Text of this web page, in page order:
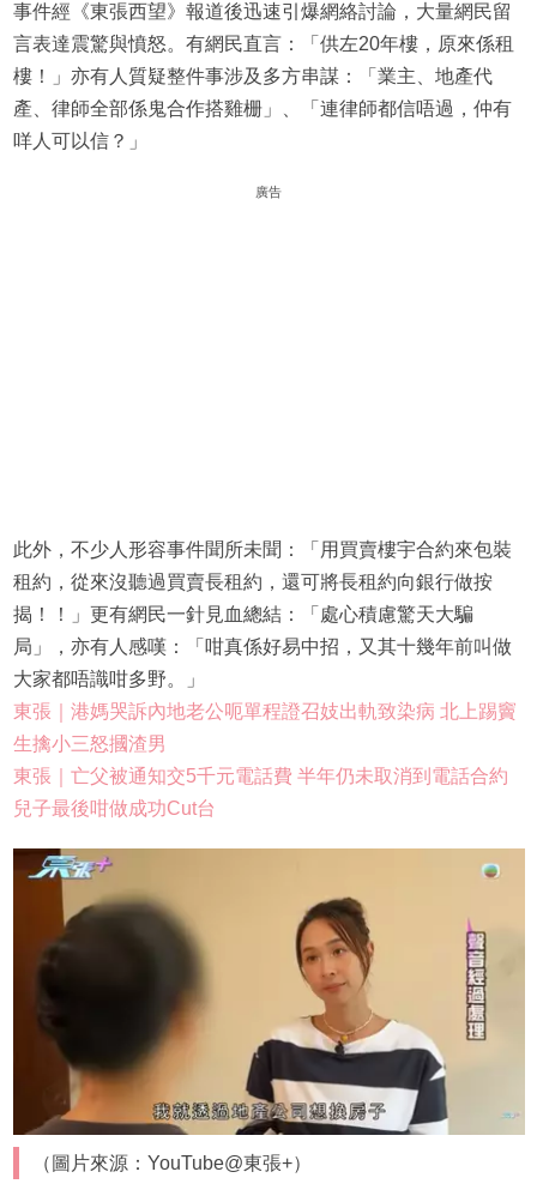
事件經《東張西望》報道後迅速引爆網絡討論，大量網民留
言表達震驚與憤怒。有網民直言：「供左20年樓，原來係租
樓！」亦有人質疑整件事涉及多方串謀：「業主、地產代
產、律師全部係鬼合作搭雞栅」、「連律師都信唔過，仲有
咩人可以信？」
廣告
此外，不少人形容事件聞所未聞：「用買賣樓宇合約來包裝
租約，從來沒聽過買賣長租約，還可將長租約向銀行做按
揭！！」更有網民一針見血總結：「處心積慮驚天大騙
局」，亦有人感嘆：「咁真係好易中招，又其十幾年前叫做
大家都唔識咁多野。」
東張｜港媽哭訴內地老公呃單程證召妓出軌致染病 北上踢竇
生擒小三怒摑渣男
東張｜亡父被通知交5千元電話費 半年仍未取消到電話合約
兒子最後咁做成功Cut台
（圖片來源：YouTube@東張+）